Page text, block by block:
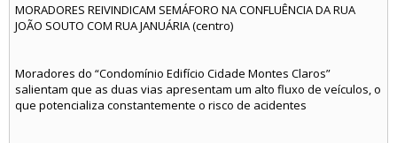
MORADORES REIVINDICAM SEMÁFORO NA CONFLUÊNCIA DA RUA
JOÃO SOUTO COM RUA JANUÁRIA (centro)
Moradores do “Condomínio Edifício Cidade Montes Claros”
salientam que as duas vias apresentam um alto fluxo de veículos, o
que potencializa constantemente o risco de acidentes